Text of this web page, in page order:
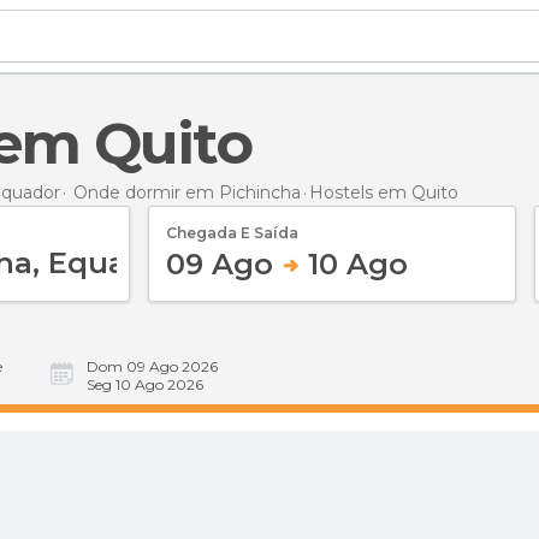
Quito
Onde dormir em Pichincha Hostels em Quito
Chegada E Saída
09 Ago 10 Ago
Dom 09 Ago 2026
Seg 10 Ago 2026